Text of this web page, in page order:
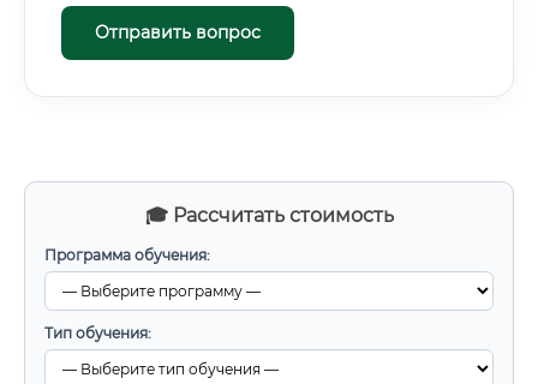
🎓 Рассчитать стоимость
Программа обучения:
Тип обучения:
Отправить вопрос